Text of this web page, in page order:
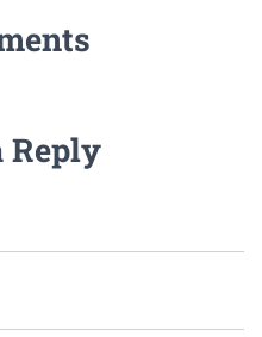
Reply